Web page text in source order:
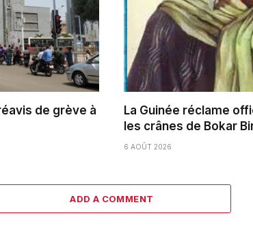
de grève à
La Guinée réclame
les crânes de Bokar
6 AOÛT 2026
ADD A COMMENT